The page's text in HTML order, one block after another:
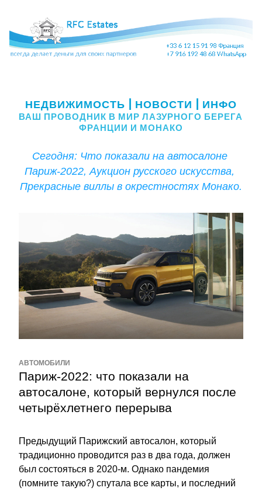
НЕДВИЖИМОСТЬ | НОВОСТИ | ИНФО
ВАШ ПРОВОДНИК В МИР ЛАЗУРНОГО БЕРЕГА
ФРАНЦИИ И МОНАКО
Сегодня: Что показали на автосалоне
Париж-2022, Аукцион русского искусства,
Прекрасные виллы в окрестностях Монако.
АВТОМОБИЛИ
Париж-2022: что показали на
автосалоне, который вернулся после
четырёхлетнего перерыва
Предыдущий Парижский автосалон, который
традиционно проводится раз в два года, должен
был состояться в 2020-м. Однако пандемия
(помните такую?) спутала все карты, и последний